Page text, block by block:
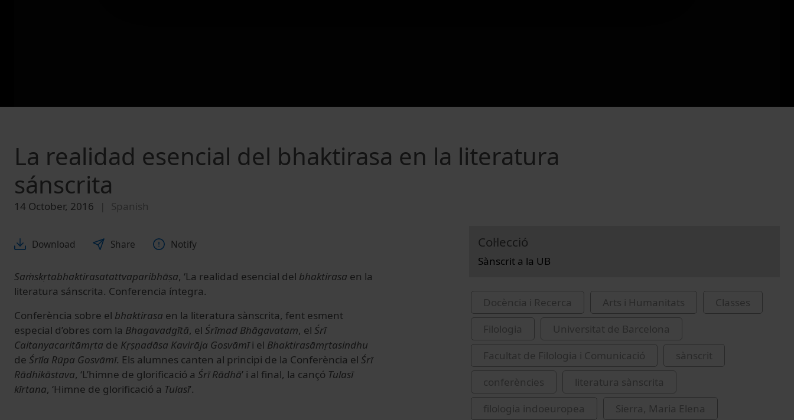
La realidad esencial del bhaktirasa en la literatura
sánscrita
14 October, 2016 Spanish
Download Share Notify
Saṁskṛtabhaktirasatattvaparibhāṣa, ‘La realidad esencial del bhaktirasa en la
literatura sánscrita. Conferencia íntegra.
Conferència sobre el bhaktirasa en la literatura sànscrita, fent esment
especial d’obres com la Bhagavadgītā, el Śrīmad Bhāgavatam, el Śrī
Caitanyacaritāmṛta de Kṛṣṇadāsa Kavirāja Gosvāmīi el Bhaktirasāmṛtasindhu
de Śrīla Rūpa Gosvāmī. Els alumnes canten al principi de la Conferència el Śrī
Rādhikāstava, ‘L’himne de glorificació a Śrī Rādhā’ i al final, la cançó Tulasī
kīrtana, ‘Himne de glorificació a Tulasī’.
Col·lecció
Sànscrit a la UB
Docència i Recerca Arts i Humanitats
Classes
Filologia
Universitat de Barcelona
Facultat de Filologia i Comunicació
sànscrit
conferències
literatura sànscrita
filologia indoeuropea
Sierra, Maria Elena